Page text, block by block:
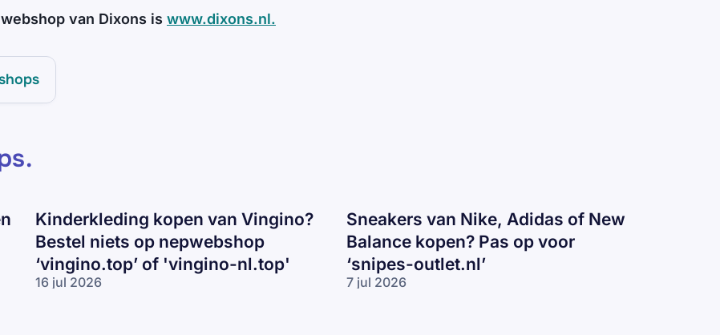
van Dixons is www.dixons.nl.
.
Kinderkleding kopen van Vingino?
Bestel niets op nepwebshop
‘vingino.top’ of 'vingino-nl.top'
16 jul 2026
Sneakers van Nike, Adidas of New
Balance kopen? Pas op voor
‘snipes-outlet.nl’
7 jul 2026